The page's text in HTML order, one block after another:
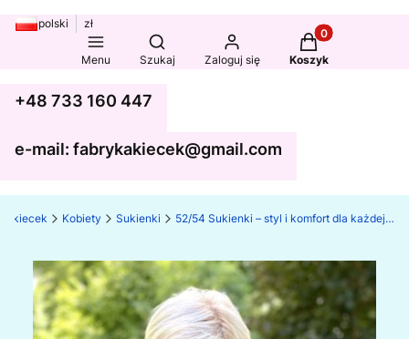
polski zł
Menu
Otwórz wyszukiwarkę
Szukaj Zaloguj się
Produkty w
Koszyk
+48 733 160 447
e-mail: fabrykakiecek@gmail.com
kiecek Kobiety Sukienki 52/54 Sukienki – styl i komfort dla każdej sylwetki